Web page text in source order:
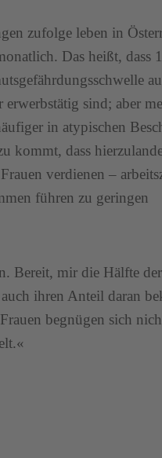
zufolge leben in
Das heißt, dass
sind; aber
in atypischen
kommt, dass
verdienen –
führen zu geringen
Bereit, mir die Hälfte
ihren Anteil daran
begnügen sich